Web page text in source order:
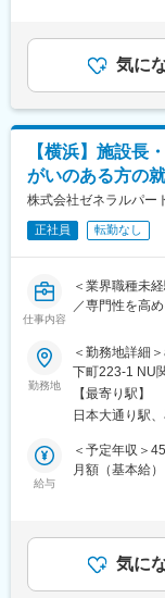
業務に必要な
も活発です。
■就業環境
フレックスタ
残業月平均20
ランスを重視し
■想定されるキ
価値を高めら
また、以下の
プリにデータ
データクレン
・データ移行
・データ移行
■技術環境
○使用言語・ス
○DB：MySQL
○ツール・フ
築・運用）／
・自治体シス
・AWSやGCP
する知見
・Gitを用いた
・ベイズ統計
知見
■当社ビジョン
賃金はあくま
がございます
て上下する可
です。
気に
【横浜】施設長
がいのある方の
株式会社ゼネラルパー
正社員 転勤なし
仕事内容
＜業界職種未
／専門性を高
当社が開設す
害福祉サービ
営全般をお任せ
これまでのご
おこなって施
将来的には事
していきます。
・各種研修・
（ビジネスマ
勤務地
＜勤務地詳細
下町223-1 NU
範囲：会社の
【最寄り駅】
日本大通り駅
給与
＜予定年収＞
月額（基本給
は経験・能力
ざいません。
じる賃金はあ
気に